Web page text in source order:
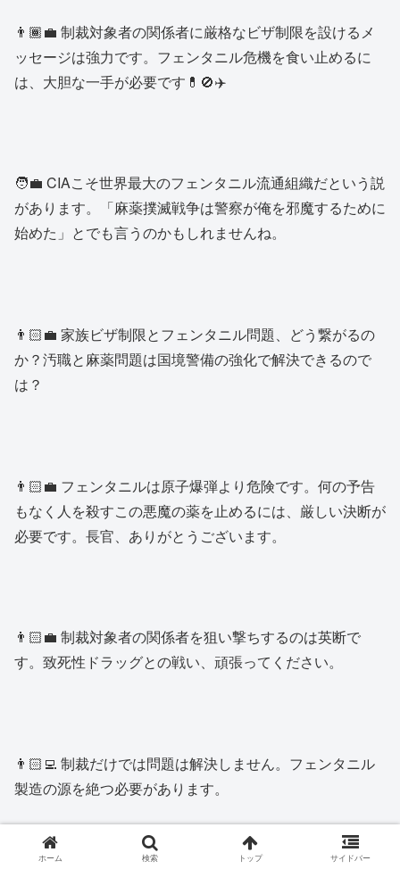
👨🏾‍💼 制裁対象者の関係者に厳格なビザ制限を設けるメ
ッセージは強力です。フェンタニル危機を食い止めるに
は、大胆な一手が必要です💊🚫✈️
🧑‍💼 CIAこそ世界最大のフェンタニル流通組織だという説
があります。「麻薬撲滅戦争は警察が俺を邪魔するために
始めた」とでも言うのかもしれませんね。
👨🏻‍💼 家族ビザ制限とフェンタニル問題、どう繋がるの
か？汚職と麻薬問題は国境警備の強化で解決できるので
は？
👨🏻‍💼 フェンタニルは原子爆弾より危険です。何の予告
もなく人を殺すこの悪魔の薬を止めるには、厳しい決断が
必要です。長官、ありがとうございます。
👨🏻‍💼 制裁対象者の関係者を狙い撃ちするのは英断で
す。致死性ドラッグとの戦い、頑張ってください。
👨🏻‍💻 制裁だけでは問題は解決しません。フェンタニル
製造の源を絶つ必要があります。
ホーム 検索 トップ サイドバー